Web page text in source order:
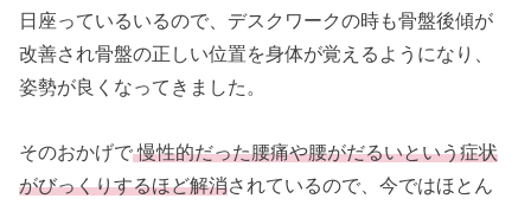
日座っているいるので、デスクワークの時も骨盤後傾が
改善され骨盤の正しい位置を身体が覚えるようになり、
姿勢が良くなってきました。
そのおかげで慢性的だった腰痛や腰がだるいという症状
がびっくりするほど解消されているので、今ではほとん